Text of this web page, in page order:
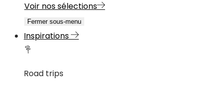
Voir nos sélections
Fermer sous-menu
Inspirations
Road trips